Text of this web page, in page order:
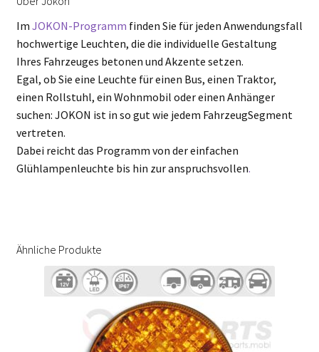
Im JOKON-Programm finden Sie für jeden Anwendungsfall
hochwertige Leuchten, die die individuelle Gestaltung
Ihres Fahrzeuges betonen und Akzente setzen.
Egal, ob Sie eine Leuchte für einen Bus, einen Traktor,
einen Rollstuhl, ein Wohnmobil oder einen Anhänger
suchen: JOKON ist in so gut wie jedem FahrzeugSegment
vertreten.
Dabei reicht das Programm von der einfachen
Glühlampenleuchte bis hin zur anspruchsvollen.
Ähnliche Produkte